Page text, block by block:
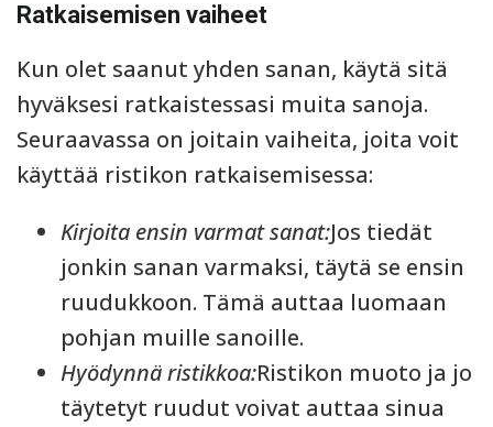
Ratkaisemisen vaiheet
Kun olet saanut yhden sanan, käytä sitä
hyväksesi ratkaistessasi muita sanoja.
Seuraavassa on joitain vaiheita, joita voit
käyttää ristikon ratkaisemisessa:
Kirjoita ensin varmat sanat:Jos tiedät
jonkin sanan varmaksi, täytä se ensin
ruudukkoon. Tämä auttaa luomaan
pohjan muille sanoille.
Hyödynnä ristikkoa:Ristikon muoto ja jo
täytetyt ruudut voivat auttaa sinua